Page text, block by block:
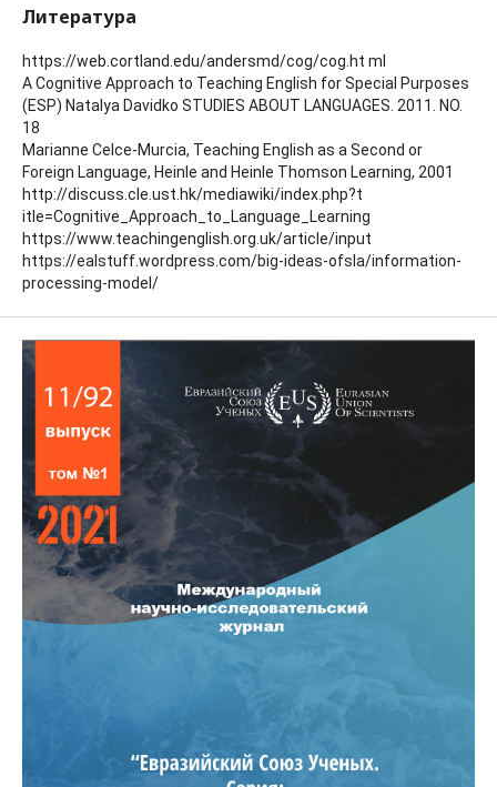
Литература
https://web.cortland.edu/andersmd/cog/cog.ht ml
A Cognitive Approach to Teaching English for Special Purposes
(ESP) Natalya Davidko STUDIES ABOUT LANGUAGES. 2011. NO.
18
Marianne Celce-Murcia, Teaching English as a Second or
Foreign Language, Heinle and Heinle Thomson Learning, 2001
http://discuss.cle.ust.hk/mediawiki/index.php?t
itle=Cognitive_Approach_to_Language_Learning
https://www.teachingenglish.org.uk/article/input
https://ealstuff.wordpress.com/big-ideas-ofsla/information-
processing-model/